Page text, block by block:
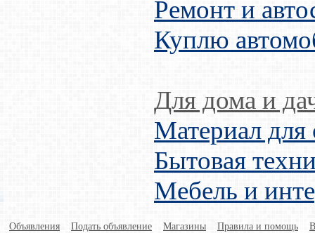
Ремонт и
Куплю
Для дома и
Материал для
Бытовая
Мебель и
Объявления Подать объявление Магазины Правила и помощь